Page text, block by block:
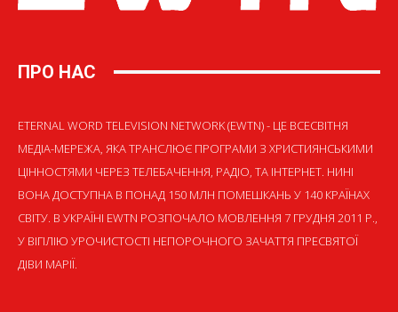
ПРО НАС
ETERNAL WORD TELEVISION NETWORK (EWTN) - ЦЕ ВСЕСВІТНЯ
МЕДІА-МЕРЕЖА, ЯКА ТРАНСЛЮЄ ПРОГРАМИ З ХРИСТИЯНСЬКИМИ
ЦІННОСТЯМИ ЧЕРЕЗ ТЕЛЕБАЧЕННЯ, РАДІО, ТА ІНТЕРНЕТ. НИНІ
ВОНА ДОСТУПНА В ПОНАД 150 МЛН ПОМЕШКАНЬ У 140 КРАЇНАХ
СВІТУ. В УКРАЇНІ EWTN РОЗПОЧАЛО МОВЛЕННЯ 7 ГРУДНЯ 2011 Р.,
У ВІГІЛІЮ УРОЧИСТОСТІ НЕПОРОЧНОГО ЗАЧАТТЯ ПРЕСВЯТОЇ
ДІВИ МАРІЇ.